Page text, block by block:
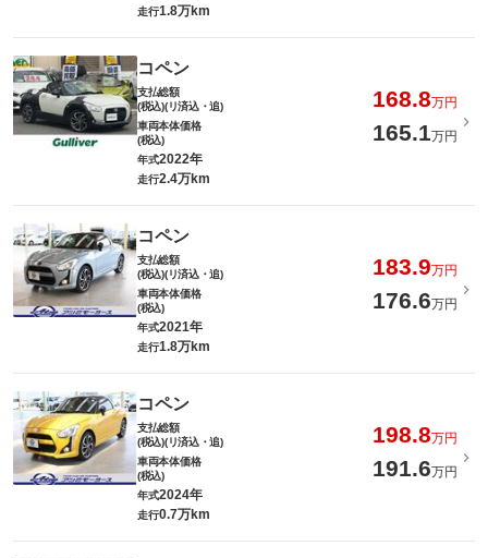
走行1.8万km
コペン
支払総額
(税込)(リ済込・追)
168.8万円
車両本体価格
(税込)
165.1万円
年式2022年
走行2.4万km
コペン
支払総額
(税込)(リ済込・追)
183.9万円
車両本体価格
(税込)
176.6万円
年式2021年
走行1.8万km
コペン
支払総額
(税込)(リ済込・追)
198.8万円
車両本体価格
(税込)
191.6万円
年式2024年
走行0.7万km